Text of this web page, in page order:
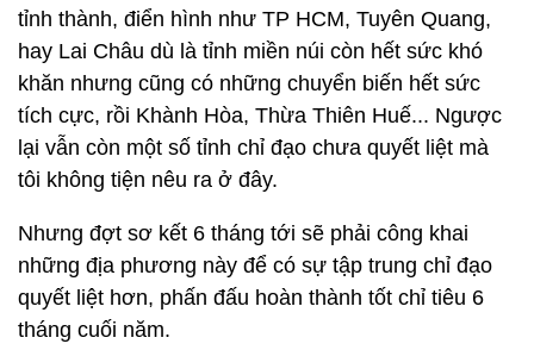
tỉnh thành, điển hình như TP HCM, Tuyên Quang,
hay Lai Châu dù là tỉnh miền núi còn hết sức khó
khăn nhưng cũng có những chuyển biến hết sức
tích cực, rồi Khành Hòa, Thừa Thiên Huế... Ngược
lại vẫn còn một số tỉnh chỉ đạo chưa quyết liệt mà
tôi không tiện nêu ra ở đây.
Nhưng đợt sơ kết 6 tháng tới sẽ phải công khai
những địa phương này để có sự tập trung chỉ đạo
quyết liệt hơn, phấn đấu hoàn thành tốt chỉ tiêu 6
tháng cuối năm.